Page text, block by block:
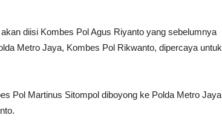
diisi Kombes Pol Agus Riyanto yang sebelumnya
Metro Jaya, Kombes Pol Rikwanto, dipercaya untuk
Pol Martinus Sitompol diboyong ke Polda Metro Jaya